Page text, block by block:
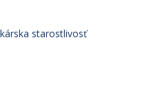
starostlivosť